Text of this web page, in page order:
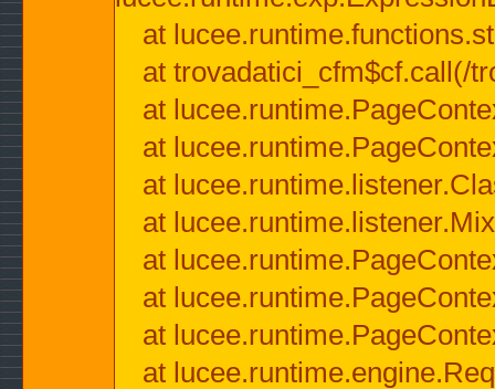
at
at trovadatici_cfm$cf.call(/
at
at
at
at
at
at
at
at